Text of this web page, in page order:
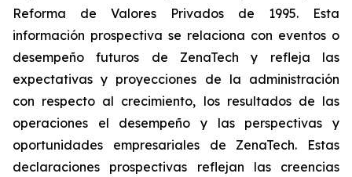
Reforma de Valores Privados de 1995. Esta
información prospectiva se relaciona con eventos o
desempeño futuros de ZenaTech y refleja las
expectativas y proyecciones de la administración
con respecto al crecimiento, los resultados de las
operaciones el desempeño y las perspectivas y
oportunidades empresariales de ZenaTech. Estas
declaraciones prospectivas reflejan las creencias